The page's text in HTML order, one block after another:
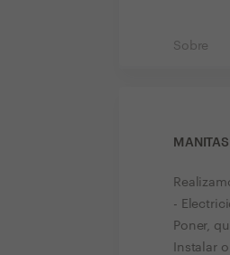
Sobre
MANITAS
-
Poner,
Instalar